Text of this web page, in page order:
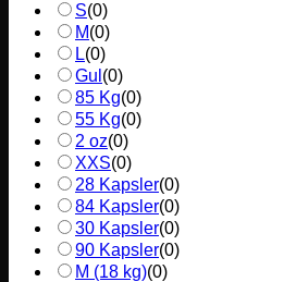
S(0)
M(0)
L(0)
Gul (0)
85 Kg(0)
55 Kg(0)
2 oz(0)
XXS(0)
28 Kapsler(0)
84 Kapsler(0)
30 Kapsler(0)
90 Kapsler(0)
M (18 kg)(0)